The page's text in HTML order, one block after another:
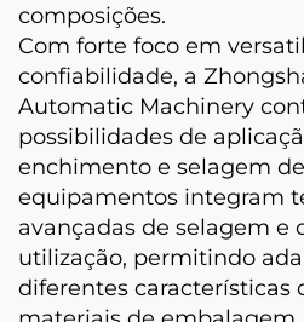
composições.
Com forte foco em
confiabilidade, a
Automatic Machinery
possibilidades de
enchimento e selagem
equipamentos integram
avançadas de selagem e
utilização, permitindo
diferentes características